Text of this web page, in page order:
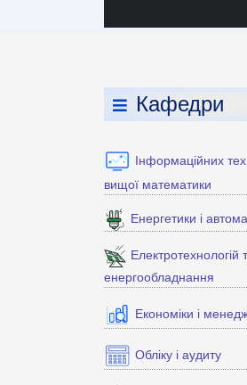
Кафедри
Інформаційних
вищої математики
Енергетики і
Електротехнологій
енергообладнання
Економіки і
Обліку і аудиту